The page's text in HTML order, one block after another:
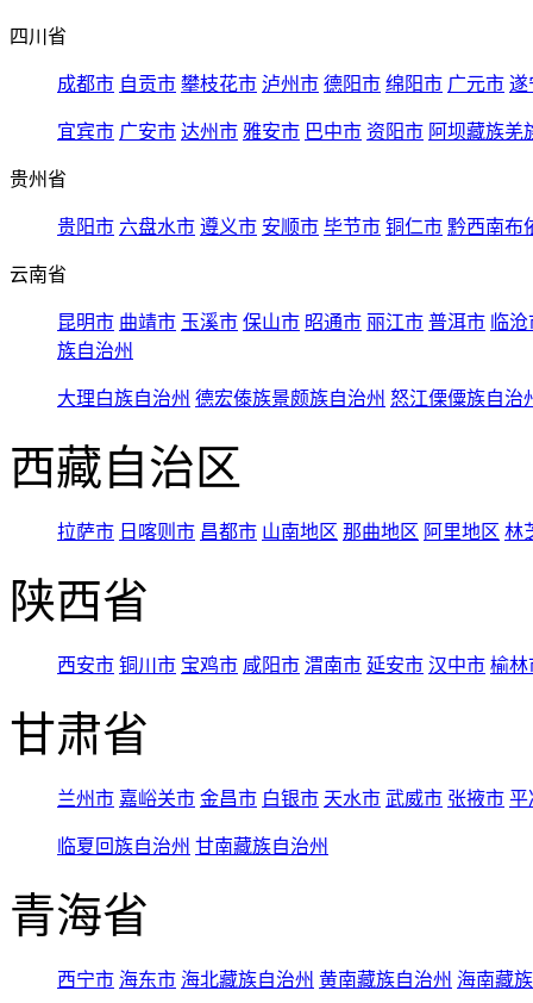
四川省
成都市 自贡市 攀枝花市 泸州市 德阳市 绵阳市 广元市 遂
宜宾市 广安市 达州市 雅安市 巴中市 资阳市 阿坝藏族羌
贵州省
贵阳市 六盘水市 遵义市 安顺市 毕节市 铜仁市 黔西南布
云南省
昆明市 曲靖市 玉溪市 保山市 昭通市 丽江市 普洱市 临
族自治州
大理白族自治州 德宏傣族景颇族自治州 怒江傈僳族自治
西藏自治区
拉萨市 日喀则市 昌都市 山南地区 那曲地区 阿里地区 林
陕西省
西安市 铜川市 宝鸡市 咸阳市 渭南市 延安市 汉中市 榆林
甘肃省
兰州市 嘉峪关市 金昌市 白银市 天水市 武威市 张掖市 平
临夏回族自治州 甘南藏族自治州
青海省
西宁市 海东市 海北藏族自治州 黄南藏族自治州 海南藏